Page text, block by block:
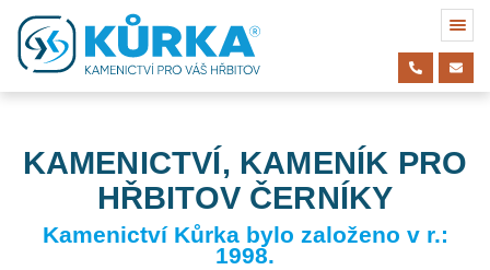
KAMENICTVÍ, KAMENÍK PRO
HŘBITOV ČERNÍKY
Kamenictví Kůrka bylo založeno v r.:
1998.